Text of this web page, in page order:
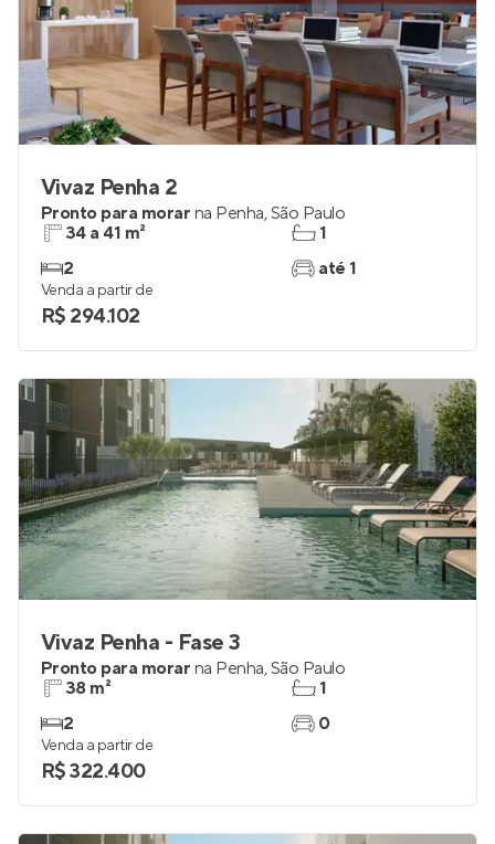
Vivaz Penha 2
Pronto para morar na Penha,São Paulo
34 a 41 m²
2
1
até 1
Venda a partir de
R$ 294.102
Vivaz Penha - Fase 3
Pronto para morar na Penha,São Paulo
38 m²
2
1
0
Venda a partir de
R$ 322.400